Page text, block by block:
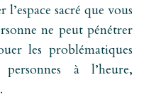
sacré que vous
ne peut pénétrer
les problématiques
à l’heure,